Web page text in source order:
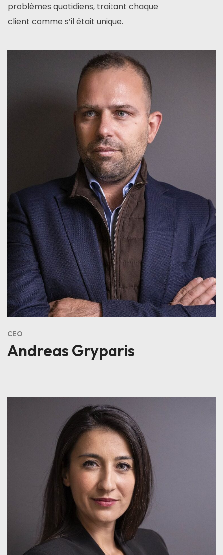
problèmes quotidiens, traitant chaque
client comme s’il était unique.
CEO
Andreas Gryparis